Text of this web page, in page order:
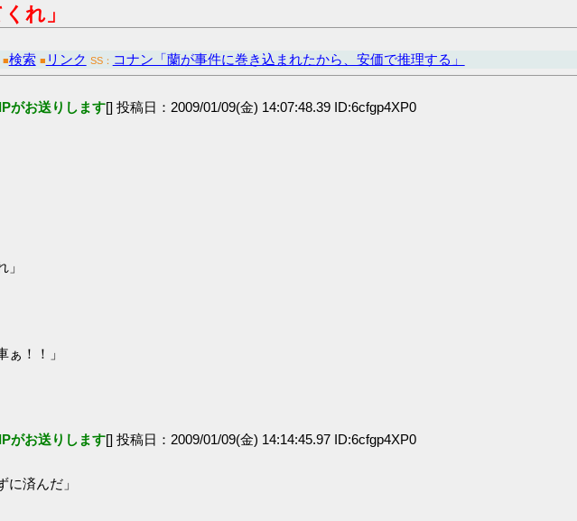
れ」
■検索 ■ リンク SS： コナン「蘭が事件に巻き込まれたから、安価で推理する」
がお送りします[] 投稿日：2009/01/09(金) 14:07:48.39 ID:6cfgp4XP0
！！」
がお送りします[] 投稿日：2009/01/09(金) 14:14:45.97 ID:6cfgp4XP0
済んだ」